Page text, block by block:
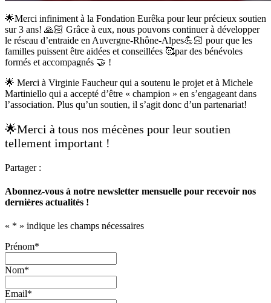
🌟Merci infiniment à la Fondation Eurêka pour leur précieux soutien
sur 3 ans! 🙏🏻 Grâce à eux, nous pouvons continuer à développer
le réseau d’entraide en Auvergne-Rhône-Alpes💪🏻 pour que les
familles puissent être aidées et conseillées 🥰par des bénévoles
formés et accompagnés 🤝 !
🌟 Merci à Virginie Faucheur qui a soutenu le projet et à Michele
Martiniello qui a accepté d’être « champion » en s’engageant dans
l’association. Plus qu’un soutien, il s’agit donc d’un partenariat!
🌟Merci à tous nos mécènes pour leur soutien
tellement important !
Partager :
Abonnez-vous à notre newsletter mensuelle pour recevoir nos
dernières actualités !
« * » indique les champs nécessaires
Prénom*
Nom*
Email*